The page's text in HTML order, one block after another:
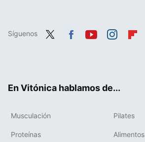
Síguenos
En Vitónica hablamos de...
Musculación Pilates
Proteínas Alimentos